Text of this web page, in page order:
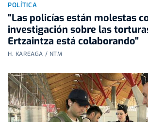
POLÍTICA
"Las policías están molestas
investigación sobre las
Ertzaintza está colaborando"
H. KAREAGA / NTM